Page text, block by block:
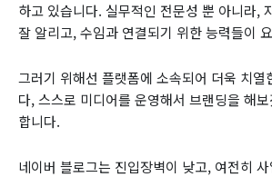
하고 있습니다. 실무적인 전문성 뿐 아니라,
잘 알리고, 수임과 연결되기 위한 능력들이
그러기 위해선 플랫폼에 소속되어 더욱 치열
다, 스스로 미디어를 운영해서 브랜딩을 해
합니다.
네이버 블로그는 진입장벽이 낮고, 여전히